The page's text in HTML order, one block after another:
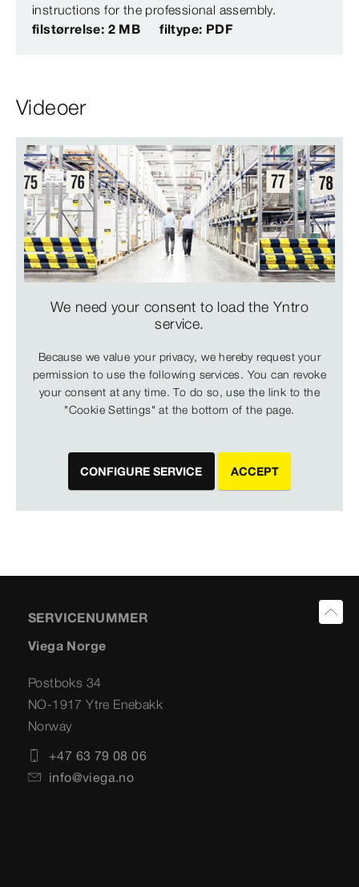
instructions for the professional assembly.
filstørrelse: 2 MB
filtype: PDF
Videoer
We need your consent to load the Yntro
service.
Because we value your privacy, we hereby request your
permission to use the following services. You can revoke
your consent at any time. To do so, use the link to the
"Cookie Settings" at the bottom of the page.
CONFIGURE SERVICE ACCEPT
SERVICENUMMER
Viega Norge
Postboks 34
NO-1917 Ytre Enebakk
Norway
+47 63 79 08 06
info@viega.no